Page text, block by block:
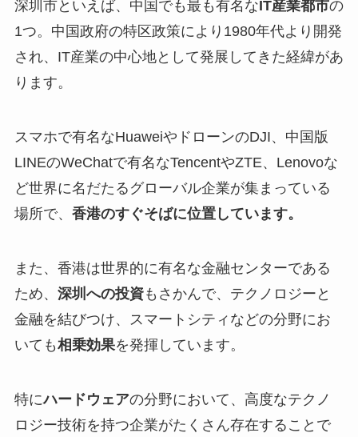
深圳市といえば、中国でも最も有名なIT産業都市の
1つ。中国政府の特区政策により1980年代より開発
され、IT産業の中心地として発展してきた経緯があ
ります。
スマホで有名なHuaweiやドローンのDJI、中国版
LINEのWeChatで有名なTencentやZTE、Lenovoな
ど世界に名だたるグローバル企業が集まっている
場所で、 香港のすぐそばに位置しています。
また、香港は世界的に有名な金融センターである
ため、 深圳への投資もさかんで、テクノロジーと
金融を結びつけ、スマートシティなどの分野にお
いても相乗効果を発揮しています。
特にハードウェアの分野において、高度なテクノ
ロジー技術を持つ企業がたくさん存在することで